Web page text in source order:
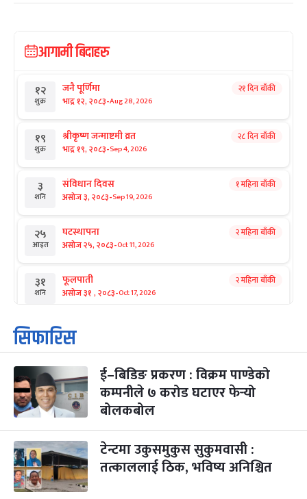
आगामी बिदाहरु
१२
शुक्र
जनै पूर्णिमा
भाद्र १२, २०८३-Aug 28, 2026
२१ दिन बाँकी
१९
शुक्र
श्रीकृष्ण जन्माष्टमी व्रत
भाद्र १९, २०८३-Sep 4, 2026
२८ दिन बाँकी
३
शनि
संविधान दिवस
असोज ३, २०८३-Sep 19, 2026
१ महिना बाँकी
२५
आइत
घटस्थापना
असोज २५, २०८३-Oct 11, 2026
२ महिना बाँकी
३१
शनि
फूलपाती
असोज ३१ , २०८३-Oct 17, 2026
२ महिना बाँकी
१
आइत
कार्तिक सङ्क्रान्ति
कार्तिक १, २०८३
३
मंगल
महानवमी
कार्तिक ३, २०८३-Oct 20, 2026
२ महिना बाँकी
४
५
बिहि
पापा‌ङ्कुशा एकादशी व्रत
कार्तिक ५, २०८३
२ महिना बाँकी
सिफारिस
ई–बिडिङ प्रकरण : विक्रम पाण्डेको
कम्पनीले ७ करोड घटाएर फेर्‍यो
बोलकबोल
टेन्टमा उकुसमुकुस सुकुमवासी :
तत्काललाई ठिक, भविष्य अनिश्चित